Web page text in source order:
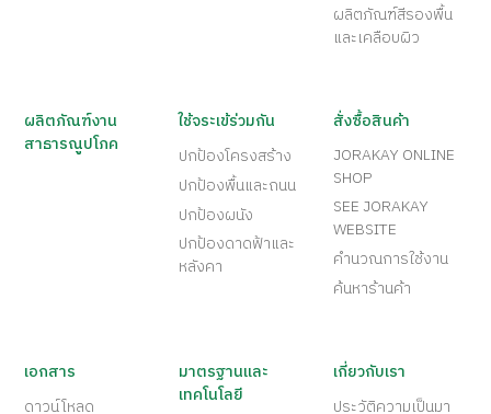
ผลิตภัณฑ์สีรองพื้น
และเคลือบผิว
ผลิตภัณฑ์งาน
สาธารณูปโภค
ใช้จระเข้ร่วมกัน
ปกป้องโครงสร้าง
ปกป้องพื้นและถนน
ปกป้องผนัง
ปกป้องดาดฟ้าและ
หลังคา
สั่งซื้อสินค้า
JORAKAY ONLINE
SHOP
SEE JORAKAY
WEBSITE
คำนวณการใช้งาน
ค้นหาร้านค้า
เอกสาร
ดาวน์โหลด
มาตรฐานและ
เทคโนโลยี
เกี่ยวกับเรา
ประวัติความเป็นมา